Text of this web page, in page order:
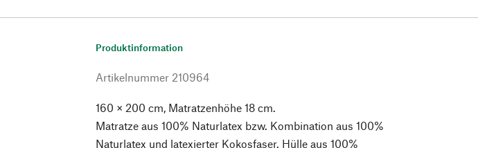
Produktinformation
Artikelnummer 210964
160 × 200 cm, Matratzenhöhe 18 cm.
Matratze aus 100% Naturlatex bzw. Kombination aus 100%
Naturlatex und latexierter Kokosfaser. Hülle aus 100%